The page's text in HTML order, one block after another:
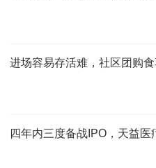
进场容易存活难，社区团购食
四年内三度备战IPO，天益医